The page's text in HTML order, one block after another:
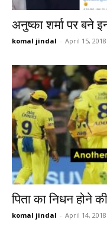
अनुष्का शर्मा पर बने
komal jindal - April 15, 2018
पिता का निधन होने
komal jindal - April 14, 2018